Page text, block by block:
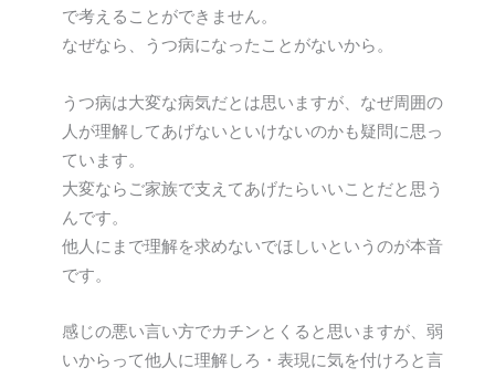
で考えることができません。
なぜなら、うつ病になったことがないから。
うつ病は大変な病気だとは思いますが、なぜ周囲の
人が理解してあげないといけないのかも疑問に思っ
ています。
大変ならご家族で支えてあげたらいいことだと思う
んです。
他人にまで理解を求めないでほしいというのが本音
です。
感じの悪い言い方でカチンとくると思いますが、弱
いからって他人に理解しろ・表現に気を付けろと言